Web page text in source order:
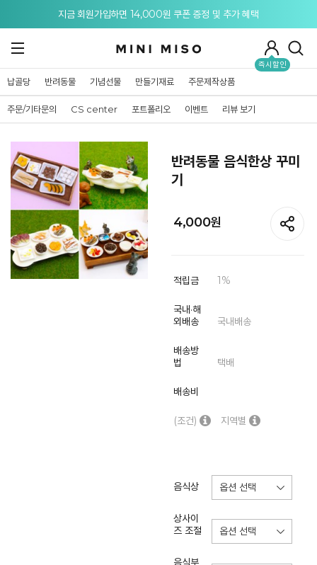
지금 회원가입하면 14,000원 쿠폰 증정 및 추가 혜택
즉시할인
납골당 반려동물 기념선물 만들기재료 주문제작상품
주문/기타문의 CS center 포트폴리오 이벤트 리뷰 보기
반려동물 음식한상 꾸미
기
4,000원
적립금 1%
국내·해
외배송
국내배송
배송방
법
택배
배송비
(조건) 지역별
음식상
상사이
즈 조절
음식부